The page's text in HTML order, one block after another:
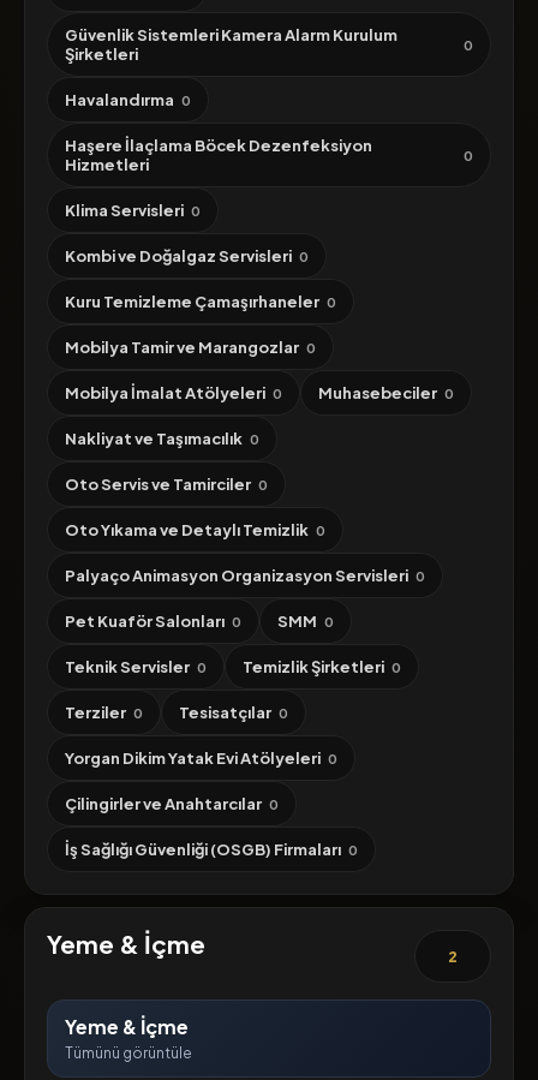
Güvenlik Sistemleri Kamera Alarm Kurulum
Şirketleri
0
Havalandırma 0
Haşere İlaçlama Böcek Dezenfeksiyon
Hizmetleri
0
Klima Servisleri 0
Kombi ve Doğalgaz Servisleri 0
Kuru Temizleme Çamaşırhaneler 0
Mobilya Tamir ve Marangozlar 0
Mobilya İmalat Atölyeleri 0 Muhasebeciler 0
Nakliyat ve Taşımacılık 0
Oto Servis ve Tamirciler 0
Oto Yıkama ve Detaylı Temizlik 0
Palyaço Animasyon Organizasyon Servisleri 0
Pet Kuaför Salonları 0 SMM 0
Teknik Servisler 0 Temizlik Şirketleri 0
Terziler 0 Tesisatçılar 0
Yorgan Dikim Yatak Evi Atölyeleri 0
Çilingirler ve Anahtarcılar 0
İş Sağlığı Güvenliği (OSGB) Firmaları 0
Yeme & İçme 2
Yeme & İçme
Tümünü görüntüle